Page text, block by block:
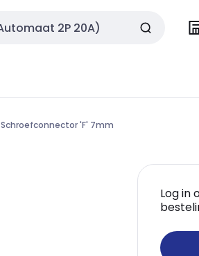
Schroefconnector 'F' 7mm
Log in